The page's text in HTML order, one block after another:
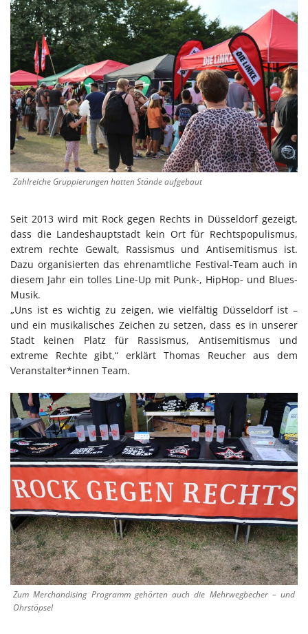
Zahlreiche Gruppierungen hatten Stände aufgebaut
Seit 2013 wird mit Rock gegen Rechts in Düsseldorf gezeigt,
dass die Landeshauptstadt kein Ort für Rechtspopulismus,
extrem rechte Gewalt, Rassismus und Antisemitismus ist.
Dazu organisierten das ehrenamtliche Festival-Team auch in
diesem Jahr ein tolles Line-Up mit Punk-, HipHop- und Blues-
Musik.
„Uns ist es wichtig zu zeigen, wie vielfältig Düsseldorf ist –
und ein musikalisches Zeichen zu setzen, dass es in unserer
Stadt keinen Platz für Rassismus, Antisemitismus und
extreme Rechte gibt,“ erklärt Thomas Reucher aus dem
Veranstalter*innen Team.
Zum Merchandising Programm gehörten auch die Mehrwegbecher – und
Ohrstöpsel